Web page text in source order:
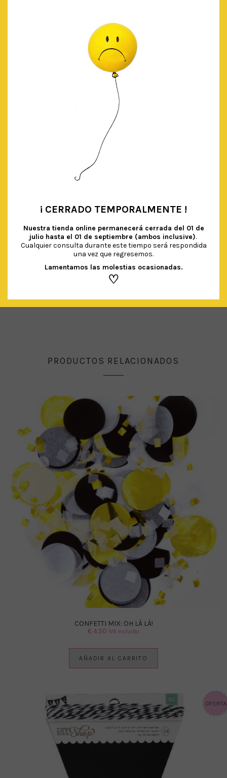
GLOBO FOIL ‘BABY’ DORADO
€6.90 IVA Incluido
AÑADIR AL CARRITO
PRODUCTOS RELACIONADOS
CONFETTI MIX: OH LÀ LÀ!
€4.50 IVA Incluido
AÑADIR AL CARRITO
¡ CERRADO TEMPORALMENTE !
Nuestra tienda online permanecerá cerrada del 01 de
julio hasta el 01 de septiembre (ambos inclusive).
Cualquier consulta durante este tiempo será respondida
una vez que regresemos.
Lamentamos las molestias ocasionadas.
♡